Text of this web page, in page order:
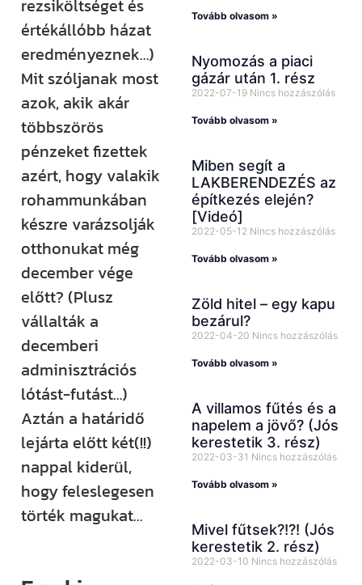
rezsiköltséget és
értékállóbb házat
eredményeznek…)
Mit szóljanak most
azok, akik akár
többszörös
pénzeket fizettek
azért, hogy valakik
rohammunkában
készre varázsolják
otthonukat még
december vége
előtt? (Plusz
vállalták a
decemberi
adminisztrációs
lótást-futást…)
Aztán a határidő
lejárta előtt két(!!)
nappal kiderül,
hogy feleslegesen
törték magukat…
Tovább olvasom »
Nyomozás a piaci
gázár után 1. rész
2022-07-19 Nincs hozzászólás
Tovább olvasom »
Miben segít a
LAKBERENDEZÉS az
építkezés elején?
[Videó]
2022-05-12 Nincs hozzászólás
Tovább olvasom »
Zöld hitel – egy kapu
bezárul?
2022-04-20 Nincs hozzászólás
Tovább olvasom »
A villamos fűtés és a
napelem a jövő? (Jós
kerestetik 3. rész)
2022-03-31 Nincs hozzászólás
Tovább olvasom »
Mivel fűtsek?!?! (Jós
kerestetik 2. rész)
2022-03-10 Nincs hozzászólás